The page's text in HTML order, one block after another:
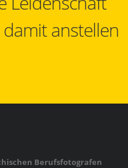
anstellen
Berufsfotografen